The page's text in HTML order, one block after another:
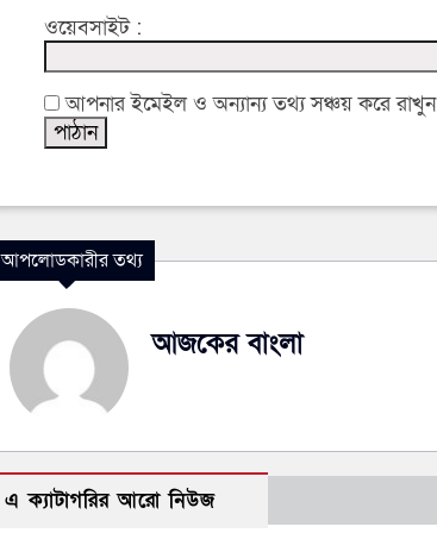
ওয়েবসাইট :
আপনার ইমেইল ও অন্যান্য তথ্য সঞ্চয় করে রাখুন
আপলোডকারীর তথ্য
আজকের বাংলা
এ ক্যাটাগরির আরো নিউজ